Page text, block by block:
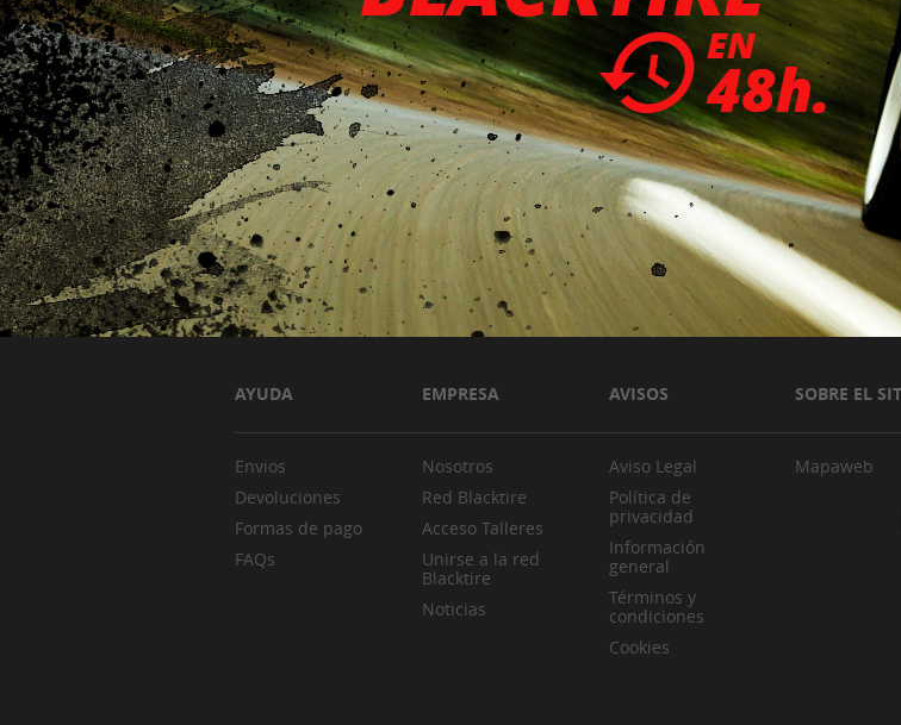
AYUDA EMPRESA AVISOS SOBRE EL
Envios
Devoluciones
Formas de pago
FAQs
Nosotros
Red Blacktire
Acceso Talleres
Unirse a la red
Blacktire
Noticias
Aviso Legal
Política de
privacidad
Información
general
Términos y
condiciones
Cookies
Mapaweb